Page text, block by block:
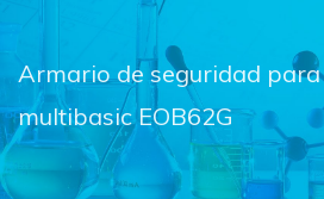
Armario de seguridad
multibasic EOB62G